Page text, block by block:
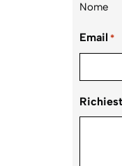
Nome
Email *